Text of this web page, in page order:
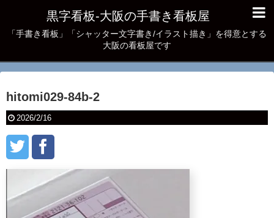
黒字看板‐大阪の手書き看板屋
「手書き看板」「シャッター文字書き/イラスト描き」を得意とする
大阪の看板屋です
hitomi029-84b-2
2026/2/16